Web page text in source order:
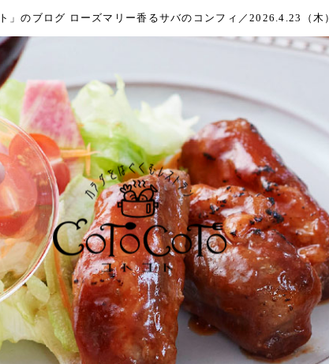
」のブログ ローズマリー香るサバのコンフィ／2026.4.23（木